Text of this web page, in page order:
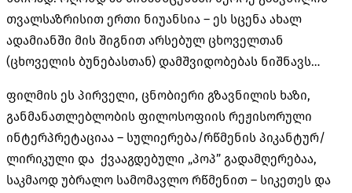
თვალსაზრისით ერთი ნიუანსია – ეს სცენა ახალ
ადამიანში მის შიგნით არსებულ ცხოველთან
(ცხოველის ბუნებასთან) დამშვიდობებას ნიშნავს…
ფილმის ეს პირველი, ცნობიერი გზავნილის ხაზი,
განმანათლებლობის ფილოსოფიის რეჟისორული
ინტერპრეტაციაა – სულიერება/რწმენის პიკანტურ/
ლირიკული და ქვააგდებული „პოპ” გადამღერებაა,
საკმაოდ უბრალო სამომავლო რწმენით – სიკეთეს და